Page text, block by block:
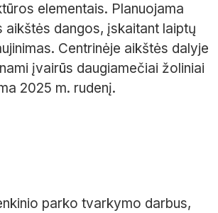
elementais. Planuojama
dangos, įskaitant laiptų
Centrinėje aikštės dalyje
įvairūs daugiamečiai žoliniai
2025 m. rudenį.
parko tvarkymo darbus,